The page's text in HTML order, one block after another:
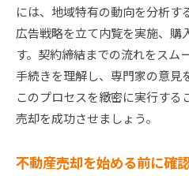
には、地域特有の動向を分析す
広告戦略を立て内覧を実施、購
す。契約締結までの流れをスム
手続きを理解し、専門家の意見
このプロセスを緻密に実行する
売却を成功させましょう。
不動産売却を始める前に確